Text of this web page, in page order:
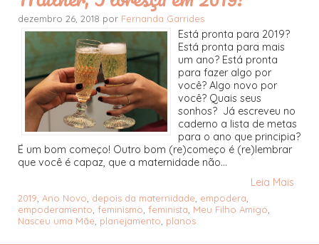
dezembro 26, 2018 por Fernanda Garrides
Está pronta para 2019?
Está pronta para mais
um ano? Está pronta
para fazer algo por
você? Algo novo por
você? Quais seus
sonhos? Já escreveu no
caderno a lista de metas
para o ano que principia?
É um bom começo! Outro bom (re)começo é (re)lembrar
que você é capaz, que a maternidade não...
Leia Mais
2019 Ano Novo depois da maternidade empodera
empoderamento feminismo feminista Meu Filho Amigo
Nasceu uma Mãe planejamento planos